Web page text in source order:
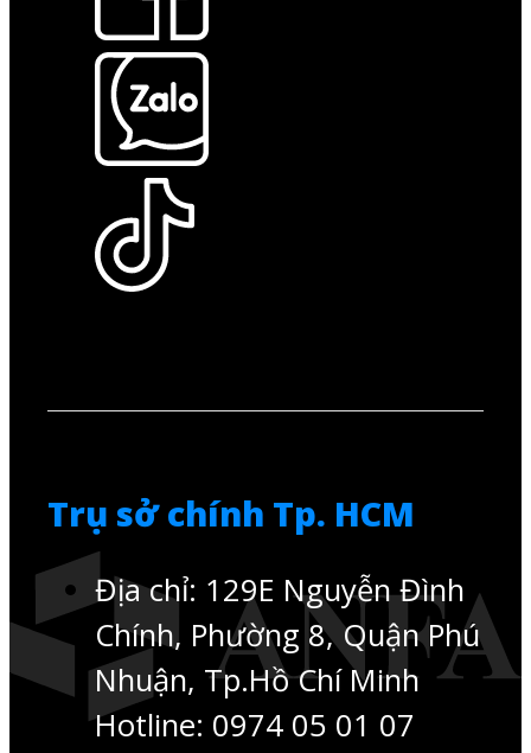
Trụ sở chính Tp. HCM
Địa chỉ: 129E Nguyễn Đình
Chính, Phường 8, Quận Phú
Nhuận, Tp.Hồ Chí Minh
Hotline: 0974 05 01 07